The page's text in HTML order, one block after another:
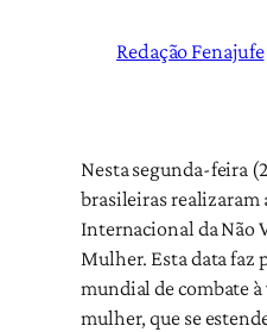
Redação Fenajufe
Nesta segunda-feira
brasileiras realizaram
Internacional da Não
Mulher. Esta data faz
mundial de combate
mulher, que se